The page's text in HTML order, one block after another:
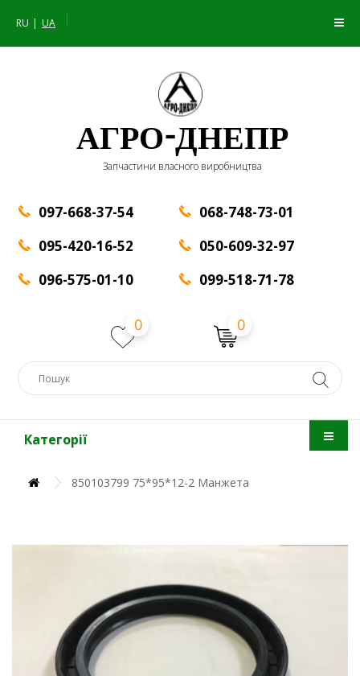
RU UA |
АГРО-ДНЕПР
Запчастини власного виробництва
097-668-37-54
095-420-16-52
096-575-01-10
068-748-73-01
050-609-32-97
099-518-71-78
0 0
Категорії
850103799 75*95*12-2 Манжета